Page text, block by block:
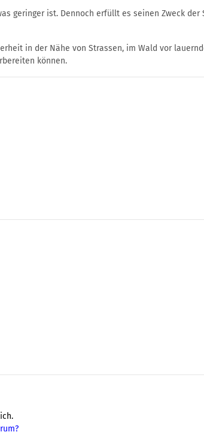
geringer ist. Dennoch erfüllt es seinen Zweck der
in der Nähe von Strassen, im Wald vor
können.